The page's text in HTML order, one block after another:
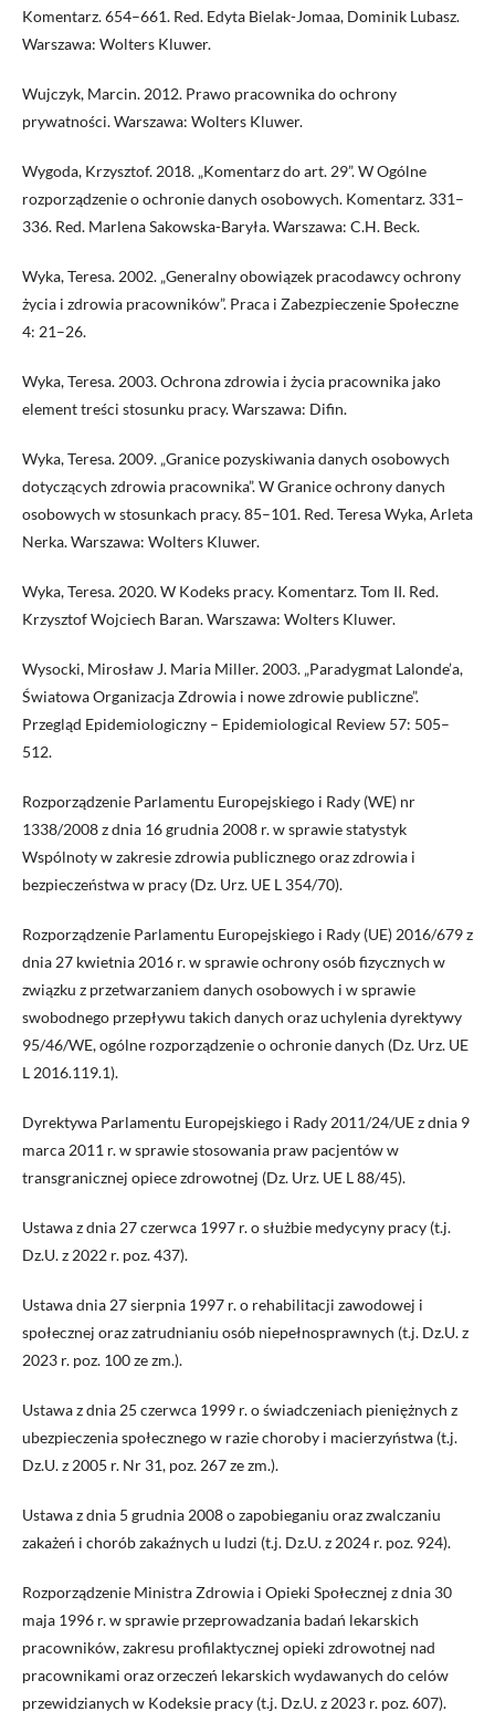
Komentarz. 654–661. Red. Edyta Bielak-Jomaa, Dominik Lubasz.
Warszawa: Wolters Kluwer.
Wujczyk, Marcin. 2012. Prawo pracownika do ochrony
prywatności. Warszawa: Wolters Kluwer.
Wygoda, Krzysztof. 2018. „Komentarz do art. 29”. W Ogólne
rozporządzenie o ochronie danych osobowych. Komentarz. 331–
336. Red. Marlena Sakowska-Baryła. Warszawa: C.H. Beck.
Wyka, Teresa. 2002. „Generalny obowiązek pracodawcy ochrony
życia i zdrowia pracowników”. Praca i Zabezpieczenie Społeczne
4: 21–26.
Wyka, Teresa. 2003. Ochrona zdrowia i życia pracownika jako
element treści stosunku pracy. Warszawa: Difin.
Wyka, Teresa. 2009. „Granice pozyskiwania danych osobowych
dotyczących zdrowia pracownika”. W Granice ochrony danych
osobowych w stosunkach pracy. 85–101. Red. Teresa Wyka, Arleta
Nerka. Warszawa: Wolters Kluwer.
Wyka, Teresa. 2020. W Kodeks pracy. Komentarz. Tom II. Red.
Krzysztof Wojciech Baran. Warszawa: Wolters Kluwer.
Wysocki, Mirosław J. Maria Miller. 2003. „Paradygmat Lalonde’a,
Światowa Organizacja Zdrowia i nowe zdrowie publiczne”.
Przegląd Epidemiologiczny – Epidemiological Review 57: 505–
512.
Rozporządzenie Parlamentu Europejskiego i Rady (WE) nr
1338/2008 z dnia 16 grudnia 2008 r. w sprawie statystyk
Wspólnoty w zakresie zdrowia publicznego oraz zdrowia i
bezpieczeństwa w pracy (Dz. Urz. UE L 354/70).
Rozporządzenie Parlamentu Europejskiego i Rady (UE) 2016/679 z
dnia 27 kwietnia 2016 r. w sprawie ochrony osób fizycznych w
związku z przetwarzaniem danych osobowych i w sprawie
swobodnego przepływu takich danych oraz uchylenia dyrektywy
95/46/WE, ogólne rozporządzenie o ochronie danych (Dz. Urz. UE
L 2016.119.1).
Dyrektywa Parlamentu Europejskiego i Rady 2011/24/UE z dnia 9
marca 2011 r. w sprawie stosowania praw pacjentów w
transgranicznej opiece zdrowotnej (Dz. Urz. UE L 88/45).
Ustawa z dnia 27 czerwca 1997 r. o służbie medycyny pracy (t.j.
Dz.U. z 2022 r. poz. 437).
Ustawa dnia 27 sierpnia 1997 r. o rehabilitacji zawodowej i
społecznej oraz zatrudnianiu osób niepełnosprawnych (t.j. Dz.U. z
2023 r. poz. 100 ze zm.).
Ustawa z dnia 25 czerwca 1999 r. o świadczeniach pieniężnych z
ubezpieczenia społecznego w razie choroby i macierzyństwa (t.j.
Dz.U. z 2005 r. Nr 31, poz. 267 ze zm.).
Ustawa z dnia 5 grudnia 2008 o zapobieganiu oraz zwalczaniu
zakażeń i chorób zakaźnych u ludzi (t.j. Dz.U. z 2024 r. poz. 924).
Rozporządzenie Ministra Zdrowia i Opieki Społecznej z dnia 30
maja 1996 r. w sprawie przeprowadzania badań lekarskich
pracowników, zakresu profilaktycznej opieki zdrowotnej nad
pracownikami oraz orzeczeń lekarskich wydawanych do celów
przewidzianych w Kodeksie pracy (t.j. Dz.U. z 2023 r. poz. 607).